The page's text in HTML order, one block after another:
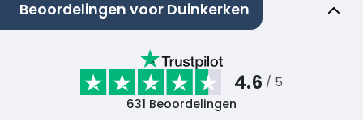
Beoordelingen voor Duinkerken
4.6 / 5
631 Beoordelingen